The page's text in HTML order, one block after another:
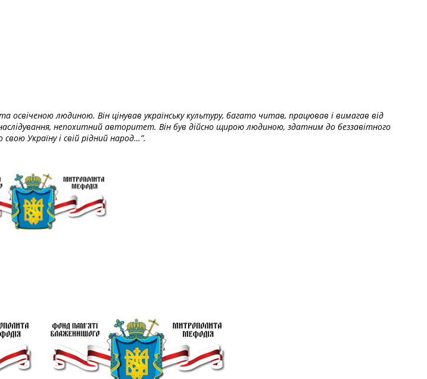
людиною. Він цінував українську культуру, багато читав, працював і вимагав від
непохитний авторитет. Він був дійсно щирою людиною, здатним до беззавітного
Україну і свій рідний народ…”.